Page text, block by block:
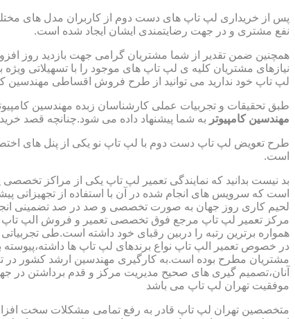
پس از خریداری لپ تاپ های دست دوم از کاربران مدل های
نفع مشتری و در جهت رضایتمندی ایشان ایجاد شده است.
همچنین ضمن تقدیر از شما مشتریان گرامی جهت بازدید روز
نیازهای مشتریان کلیه ی لپ تاپ های موجود را با تسهیلاتی
لپ تاپ خود ندارید می توانید از طرح فروش اقساطی مهندسین
طبق تحقیقات و تجربیات عملی کارشناسان زبده مهندسین
مهندسین کامپیوتر به شما پیشنهاد داده می شود.چنانچه قصد
طرح تعویض لپ تاپ دست دوم با لپ تاپ نو یکی از پنل های
است.
بد نیست بدانید که نمایندگی تعمیر لپ تاپ یکی از مراکز
است که سرویس های انجام شده در آن با استفاده از تجهیزاتی
لحیم کاری روز جهان به صورت تخصصی و صد در صد تضمینی
مرکز تعمیر لپ تاپ مرجع فوق تخصصی تعمیر و فروش الپ تاپ
همواره برترین رتبه را دربین رقبای خود داشته است.طی
در خصوص تعمیر الپ تاپ نواع برندهای لپ تاپ ها
مشتریان مطرح بوده است.به کارگیری مهندسین ارشد کشور در
آنان،تصمیم گیری های صحیح مدیریت مرکز و قدم برداشتن در
موفقیت تهران لپ تاپ می باشد
متخصصین تهران لپ تاپ قادر به رفع تمامی مشکلات سخت